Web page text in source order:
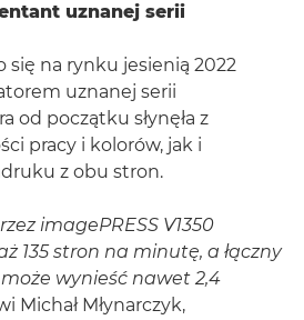
uznanej serii
się na rynku jesienią 2022
uznanej serii
od początku słynęła z
pracy i kolorów, jak i
z obu stron.
imagePRESS V1350
135 stron na minutę, a łączny
wynieść nawet 2,4
Michał Młynarczyk,